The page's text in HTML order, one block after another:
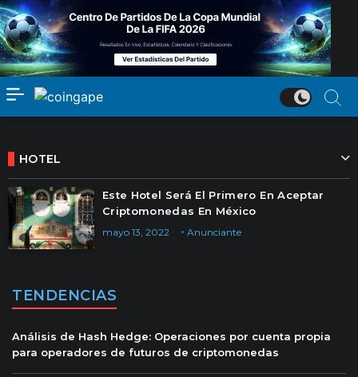
HOTEL
Este Hotel Será El Primero En Aceptar
Criptomonedas En México
Anunciante
mayo 13, 2022
TENDENCIAS
Análisis de Hash Hedge: Operaciones por cuenta propia
para operadores de futuros de criptomonedas